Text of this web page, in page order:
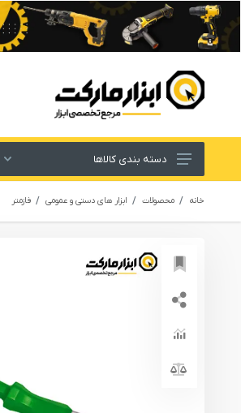
ابزار های برقی و شارژی
لوازم جانبی ابزار
ابزار های دستی و عمومی
ابزار های بادی یا پنوماتیک
ابزار دقیق و اندازه گیری
یراق آلات
دسته بندی کالاها
خانه محصولات ابزار های دستی و عمومی فازمتر